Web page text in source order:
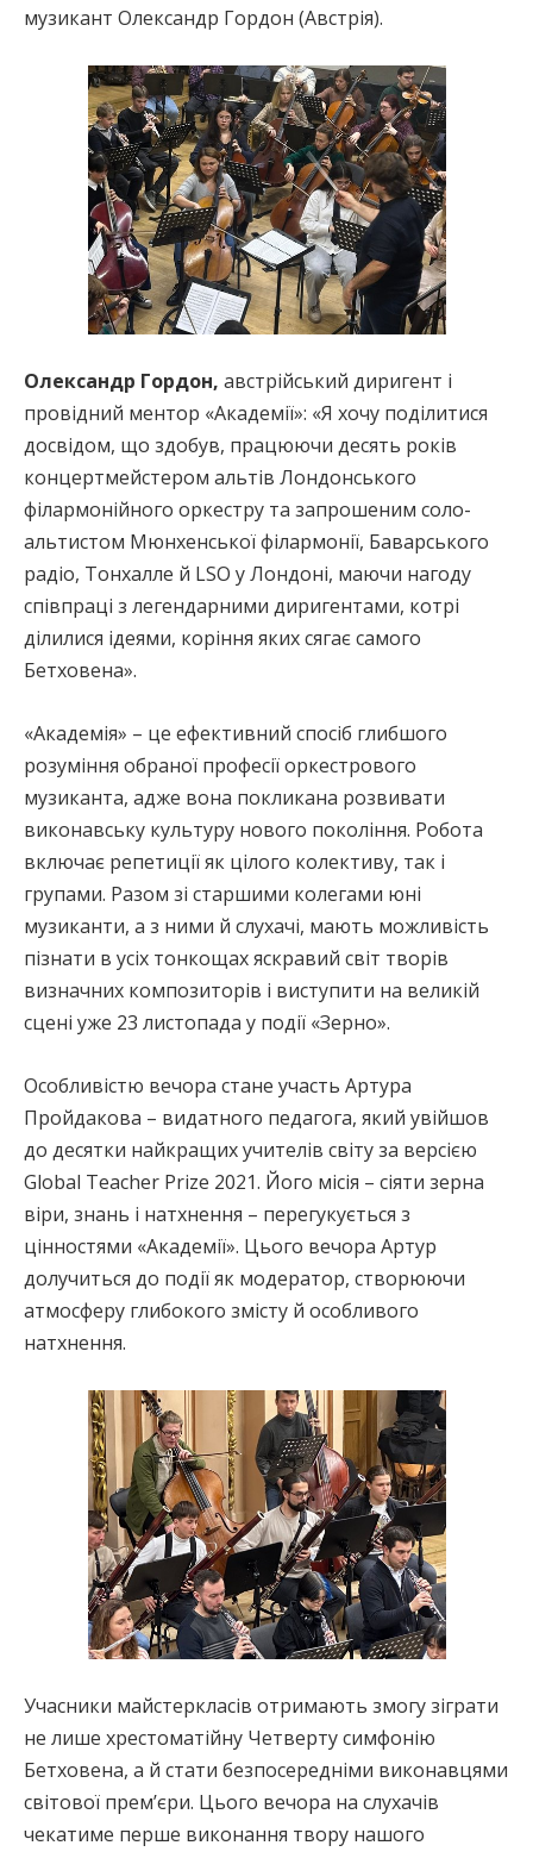
музикант Олександр Гордон (Австрія).
Олександр Гордон, австрійський диригент і
провідний ментор «Академії»: «Я хочу поділитися
досвідом, що здобув, працюючи десять років
концертмейстером альтів Лондонського
філармонійного оркестру та запрошеним соло-
альтистом Мюнхенської філармонії, Баварського
радіо, Тонхалле й LSO у Лондоні, маючи нагоду
співпраці з легендарними диригентами, котрі
ділилися ідеями, коріння яких сягає самого
Бетховена».
«Академія» – це ефективний спосіб глибшого
розуміння обраної професії оркестрового
музиканта, адже вона покликана розвивати
виконавську культуру нового покоління. Робота
включає репетиції як цілого колективу, так і
групами. Разом зі старшими колегами юні
музиканти, а з ними й слухачі, мають можливість
пізнати в усіх тонкощах яскравий світ творів
визначних композиторів і виступити на великій
сцені уже 23 листопада у події «Зерно».
Особливістю вечора стане участь Артура
Пройдакова – видатного педагога, який увійшов
до десятки найкращих учителів світу за версією
Global Teacher Prize 2021. Його місія – сіяти зерна
віри, знань і натхнення – перегукується з
цінностями «Академії». Цього вечора Артур
долучиться до події як модератор, створюючи
атмосферу глибокого змісту й особливого
натхнення.
Учасники майстеркласів отримають змогу зіграти
не лише хрестоматійну Четверту симфонію
Бетховена, а й стати безпосередніми виконавцями
світової прем’єри. Цього вечора на слухачів
чекатиме перше виконання твору нашого